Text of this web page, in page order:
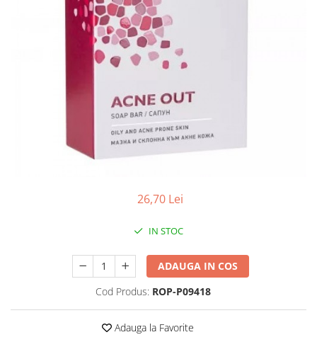
Altele-Suplimente alimentare
26,70 Lei
IN STOC
ADAUGA IN COS
Cod Produs: ROP-P09418
Adauga la Favorite